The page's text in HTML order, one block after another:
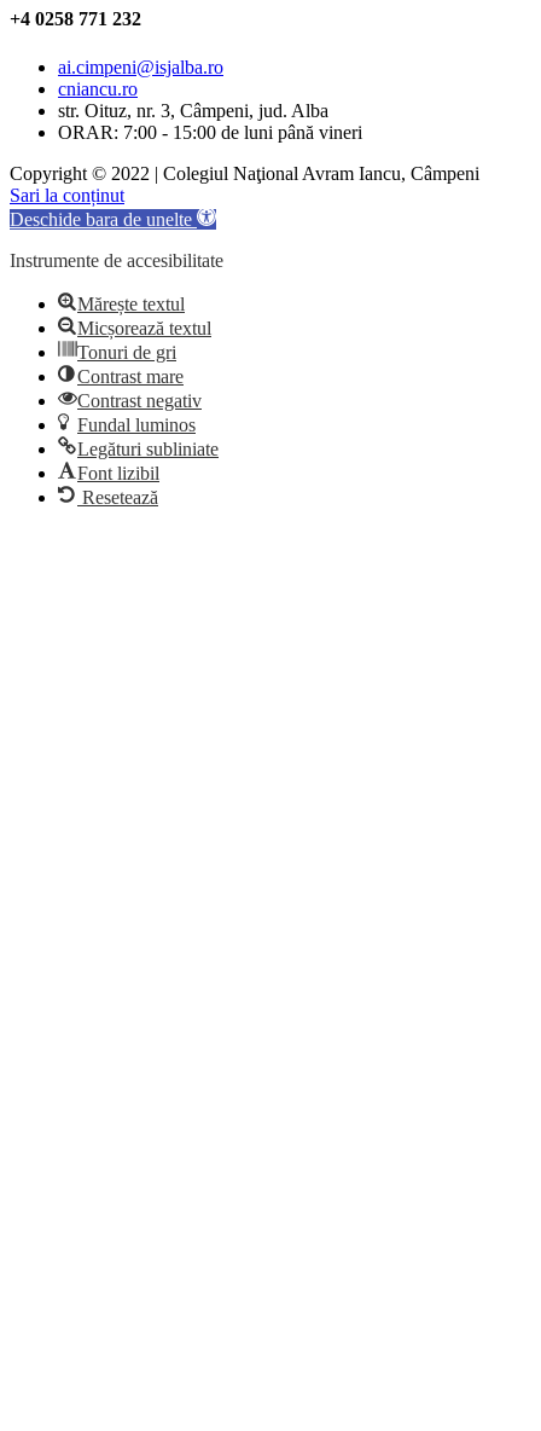
+4 0258 771 232
ai.cimpeni@isjalba.ro
cniancu.ro
str. Oituz, nr. 3, Câmpeni, jud. Alba
ORAR: 7:00 - 15:00 de luni până vineri
Copyright © 2022 | Colegiul Naţional Avram Iancu, Câmpeni
Sari la conținut
Deschide bara de unelte
Instrumente de accesibilitate
Mărește textul
Micșorează textul
Tonuri de gri
Contrast mare
Contrast negativ
Fundal luminos
Legături subliniate
Font lizibil
Resetează